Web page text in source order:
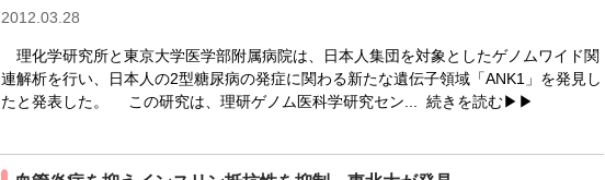
2012.03.28
理化学研究所と東京大学医学部附属病院は、日本人集団を対象としたゲノムワイド関
連解析を行い、日本人の2型糖尿病の発症に関わる新たな遺伝子領域「ANK1」を発見し
たと発表した。 この研究は、理研ゲノム医科学研究セン... 続きを読む▶▶